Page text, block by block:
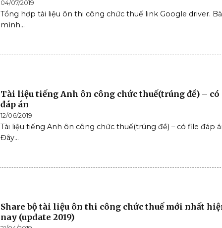
04/07/2019
Tổng hợp tài liệu ôn thi công chức thuế link Google driver.
mình...
Tài liệu tiếng Anh ôn công chức thuế(trúng đề) –
đáp án
12/06/2019
Tài liệu tiếng Anh ôn công chức thuế(trúng đề) – có file đáp
Đây...
Share bộ tài liệu ôn thi công chức thuế mới nhất
nay (update 2019)